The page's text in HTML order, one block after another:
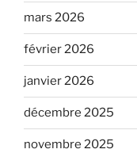
mars 2026
février 2026
janvier 2026
décembre 2025
novembre 2025